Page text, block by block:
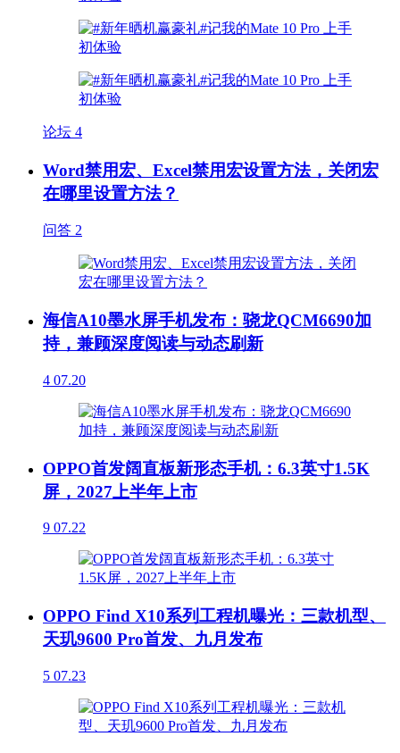
论坛 4
Word禁用宏、Excel禁用宏设置方法，关闭宏
在哪里设置方法？
问答 2
海信A10墨水屏手机发布：骁龙QCM6690加
持，兼顾深度阅读与动态刷新
4 07.20
OPPO首发阔直板新形态手机：6.3英寸1.5K
屏，2027上半年上市
9 07.22
OPPO Find X10系列工程机曝光：三款机型、
天玑9600 Pro首发、九月发布
5 07.23